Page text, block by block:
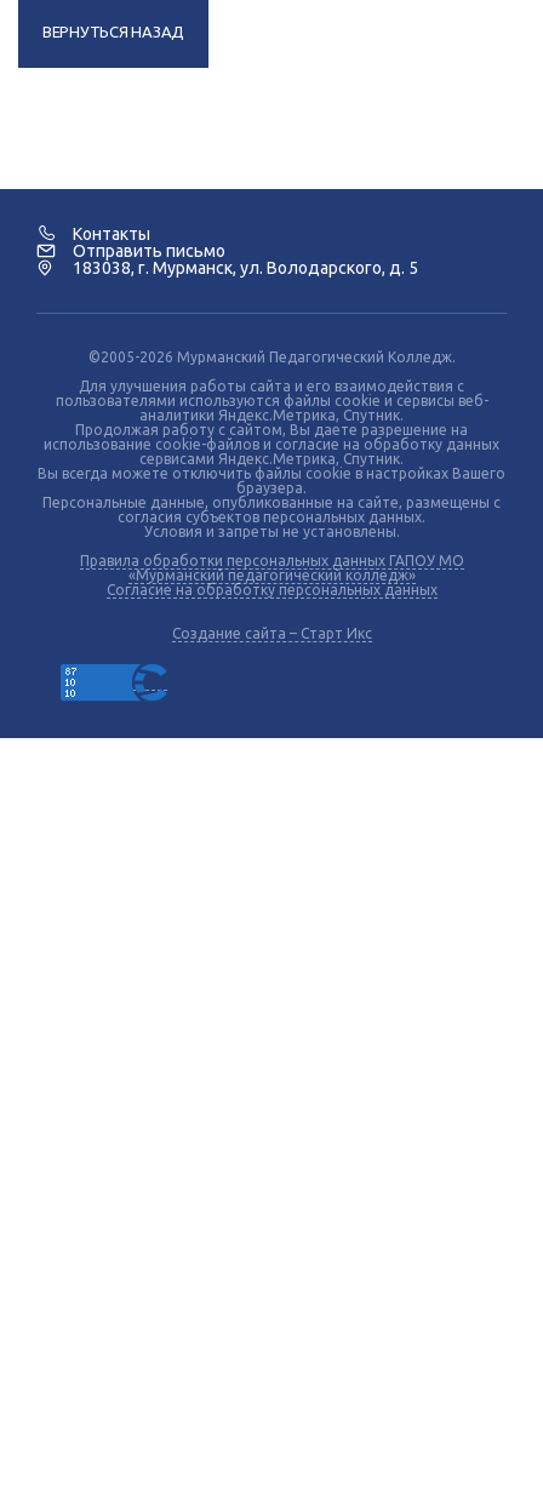
ВЕРНУТЬСЯ НАЗАД
Контакты
Отправить письмо
183038, г. Мурманск, ул. Володарского, д. 5
©2005-2026 Мурманский Педагогический Колледж.
Для улучшения работы сайта и его взаимодействия с
пользователями используются файлы cookie и сервисы веб-
аналитики Яндекс.Метрика, Спутник.
Продолжая работу с сайтом, Вы даете разрешение на
использование cookie-файлов и согласие на обработку данных
сервисами Яндекс.Метрика, Спутник.
Вы всегда можете отключить файлы cookie в настройках Вашего
браузера.
Персональные данные, опубликованные на сайте, размещены с
согласия субъектов персональных данных.
Условия и запреты не установлены.
Правила обработки персональных данных ГАПОУ МО
«Мурманский педагогический колледж»
Согласие на обработку персональных данных
Создание сайта – Старт Икс